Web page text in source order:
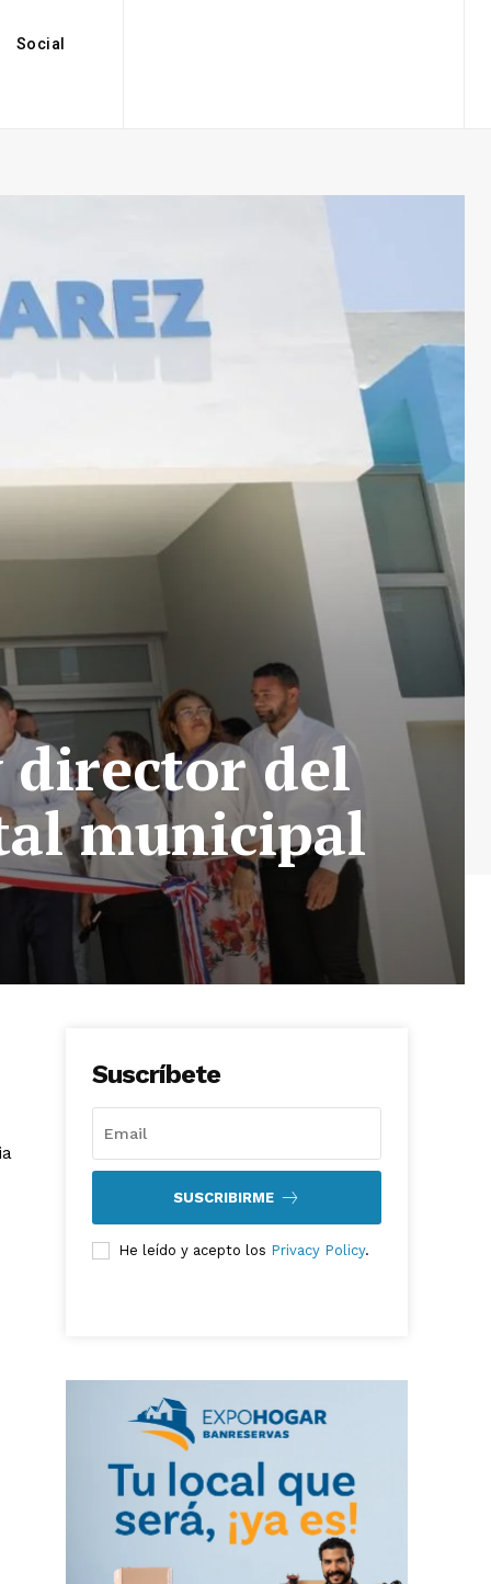
Social
director del
municipal
Suscríbete
SUSCRIBIRME
He leído y acepto los Privacy Policy.